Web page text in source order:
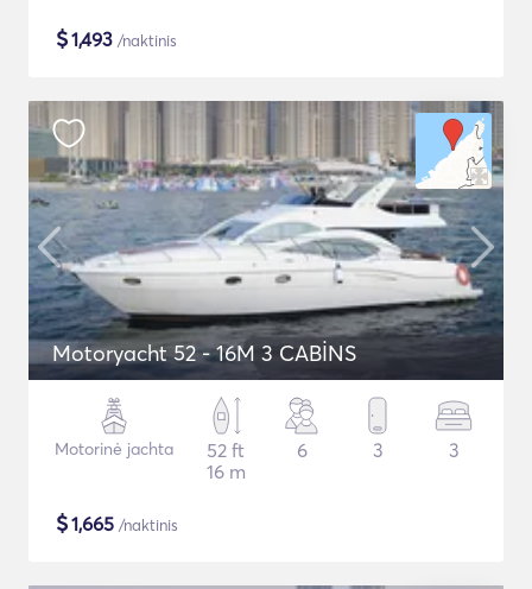
$1,493 /naktinis
Motoryacht 52 - 16M 3 CABİNS
Motorinė jachta
52 ft
16 m
6 3 3
$1,665 /naktinis